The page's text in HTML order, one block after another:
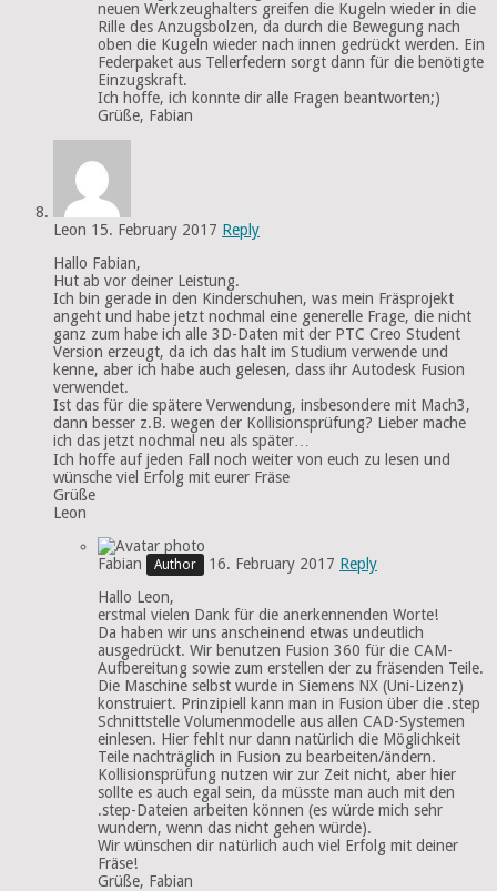
neuen Werkzeughalters greifen die Kugeln wieder in die
Rille des Anzugsbolzen, da durch die Bewegung nach
oben die Kugeln wieder nach innen gedrückt werden. Ein
Federpaket aus Tellerfedern sorgt dann für die benötigte
Einzugskraft.
Ich hoffe, ich konnte dir alle Fragen beantworten;)
Grüße, Fabian
Leon 15. February 2017 Reply
Hallo Fabian,
Hut ab vor deiner Leistung.
Ich bin gerade in den Kinderschuhen, was mein Fräsprojekt
angeht und habe jetzt nochmal eine generelle Frage, die nicht
ganz zum habe ich alle 3D-Daten mit der PTC Creo Student
Version erzeugt, da ich das halt im Studium verwende und
kenne, aber ich habe auch gelesen, dass ihr Autodesk Fusion
verwendet.
Ist das für die spätere Verwendung, insbesondere mit Mach3,
dann besser z.B. wegen der Kollisionsprüfung? Lieber mache
ich das jetzt nochmal neu als später…
Ich hoffe auf jeden Fall noch weiter von euch zu lesen und
wünsche viel Erfolg mit eurer Fräse
Grüße
Leon
Fabian 16. February 2017 Reply
Hallo Leon,
erstmal vielen Dank für die anerkennenden Worte!
Da haben wir uns anscheinend etwas undeutlich
ausgedrückt. Wir benutzen Fusion 360 für die CAM-
Aufbereitung sowie zum erstellen der zu fräsenden Teile.
Die Maschine selbst wurde in Siemens NX (Uni-Lizenz)
konstruiert. Prinzipiell kann man in Fusion über die .step
Schnittstelle Volumenmodelle aus allen CAD-Systemen
einlesen. Hier fehlt nur dann natürlich die Möglichkeit
Teile nachträglich in Fusion zu bearbeiten/ändern.
Kollisionsprüfung nutzen wir zur Zeit nicht, aber hier
sollte es auch egal sein, da müsste man auch mit den
.step-Dateien arbeiten können (es würde mich sehr
wundern, wenn das nicht gehen würde).
Wir wünschen dir natürlich auch viel Erfolg mit deiner
Fräse!
Grüße, Fabian